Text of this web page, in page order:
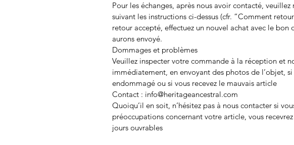
Pour les échanges, après nous avoir contacté,
suivant les instructions ci-dessus (cfr. “Comment
retour accepté, effectuez un nouvel achat avec le bon
aurons envoyé.
Dommages et problèmes
Veuillez inspecter votre commande à la réception et
immédiatement, en envoyant des photos de l’objet,
endommagé ou si vous recevez le mauvais article
Contact : info@heritageancestral.com
Quoiqu’il en soit, n’hésitez pas à nous contacter si
préoccupations concernant votre article, vous
jours ouvrables